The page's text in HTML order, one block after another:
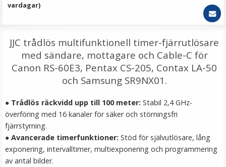
★ ★ ★
199 kr
LÄGG I VARUKORG
vardagar)
JJC trådlös multifunktionell timer-fjärrutlösare
med sändare, mottagare och Cable-C för
Canon RS-60E3, Pentax CS-205, Contax LA-50
och Samsung SR9NX01.
● Trådlös räckvidd upp till 100 meter: Stabil 2,4 GHz-
överföring med 16 kanaler för säker och störningsfri
fjärrstyrning.
● Avancerade timerfunktioner: Stöd för självutlösare, lång
exponering, intervalltimer, multiexponering och programmering
av antal bilder.